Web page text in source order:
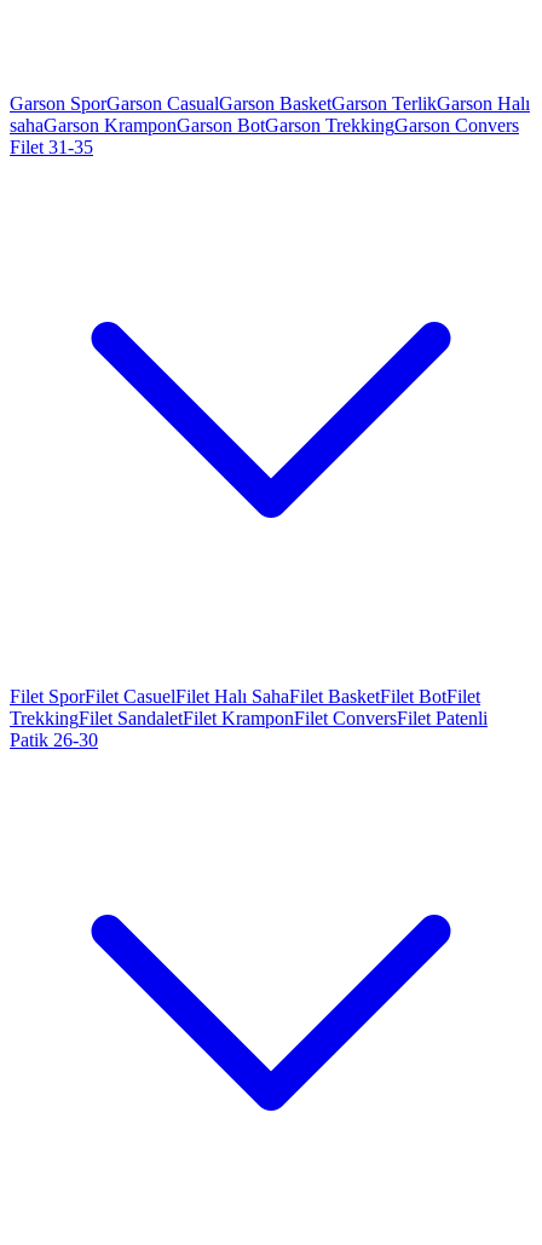
Garson SporGarson CasualGarson BasketGarson TerlikGarson Halı
sahaGarson KramponGarson BotGarson TrekkingGarson Convers
Filet 31-35
Filet SporFilet CasuelFilet Halı SahaFilet BasketFilet BotFilet
TrekkingFilet SandaletFilet KramponFilet ConversFilet Patenli
Patik 26-30